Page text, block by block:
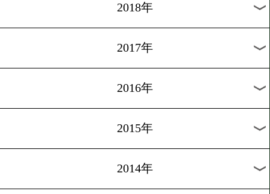
2025年
2024年
2022年